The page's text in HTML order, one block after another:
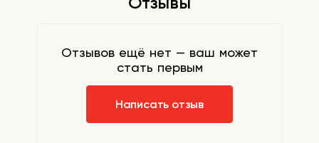
Отзывов ещё нет — ваш может
стать первым
Написать отзыв